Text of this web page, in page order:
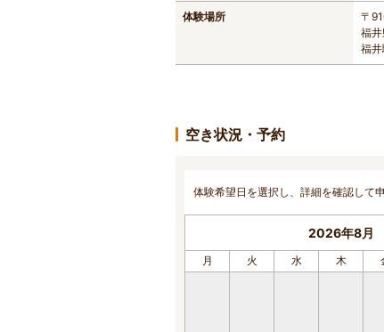
体験場所
〒
福
福
空き状況・予約
体験希望日を選択し、詳細を確認して
2026年8月
月 火 水 木